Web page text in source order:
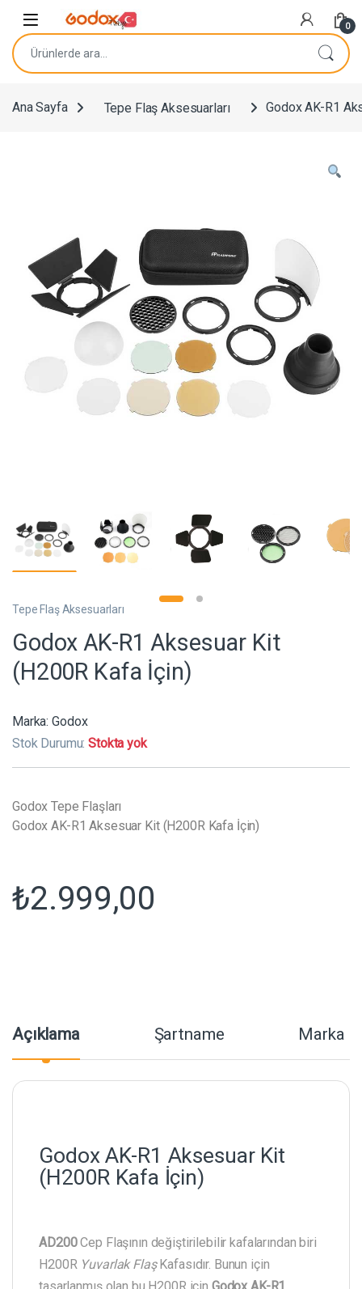
0
Ara:
Ana Sayfa Tepe Flaş Aksesuarları Godox AK-R1
Tepe Flaş Aksesuarları
Godox AK-R1 Aksesuar Kit
(H200R Kafa İçin)
Marka: Godox
Stok Durumu:Stokta yok
Godox Tepe Flaşları
Godox AK-R1 Aksesuar Kit (H200R Kafa İçin)
₺2.999,00
Açıklama Şartname Marka
Godox AK-R1 Aksesuar Kit
(H200R Kafa İçin)
AD200Cep Flaşının değiştirilebilir kafalarından biri
H200R Yuvarlak FlaşKafasıdır. Bunun için
tasarlanmış olan bu H200R için Godox AK-R1